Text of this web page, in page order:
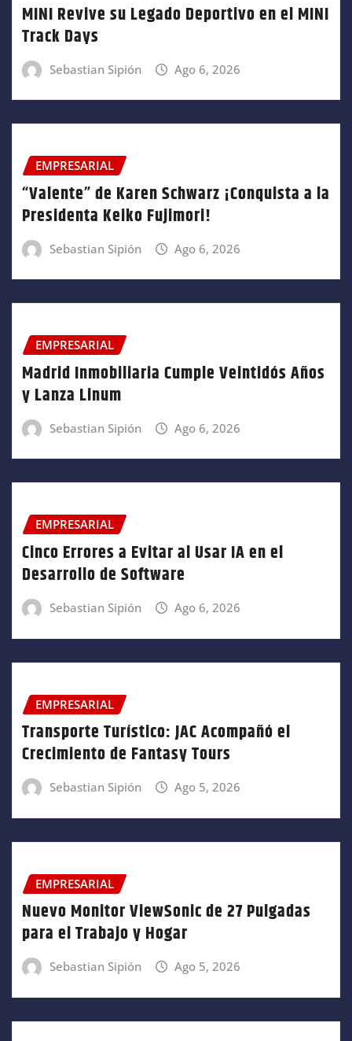
MINI Revive su Legado Deportivo en el MINI
Track Days
Sebastian Sipión Ago 6, 2026
EMPRESARIAL
“Valente” de Karen Schwarz ¡Conquista a la
Presidenta Keiko Fujimori!
Sebastian Sipión Ago 6, 2026
EMPRESARIAL
Madrid Inmobiliaria Cumple Veintidós Años
y Lanza Linum
Sebastian Sipión Ago 6, 2026
EMPRESARIAL
Cinco Errores a Evitar al Usar IA en el
Desarrollo de Software
Sebastian Sipión Ago 6, 2026
EMPRESARIAL
Transporte Turístico: JAC Acompañó el
Crecimiento de Fantasy Tours
Sebastian Sipión Ago 5, 2026
EMPRESARIAL
Nuevo Monitor ViewSonic de 27 Pulgadas
para el Trabajo y Hogar
Sebastian Sipión Ago 5, 2026